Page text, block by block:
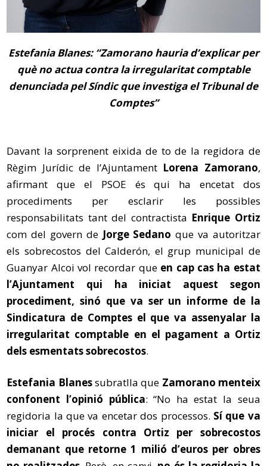
Estefania Blanes: “Zamorano hauria d’explicar per
què no actua contra la irregularitat comptable
denunciada pel Síndic que investiga el Tribunal de
Comptes”
Davant la sorprenent eixida de to de la regidora de
Règim Jurídic de l’Ajuntament Lorena Zamorano,
afirmant que el PSOE és qui ha encetat dos
procediments per esclarir les possibles
responsabilitats tant del contractista Enrique Ortiz
com del govern de Jorge Sedano que va autoritzar
els sobrecostos del Calderón, el grup municipal de
Guanyar Alcoi vol recordar queen cap cas ha estat
l’Ajuntament qui ha iniciat aquest segon
procediment, sinó que va ser un informe de la
Sindicatura de Comptes el que va assenyalar la
irregularitat comptable en el pagament a Ortiz
dels esmentats sobrecostos.
Estefania Blanessubratlla que Zamorano menteix
confonent l’opinió pública: “No ha estat la seua
regidoria la que va encetar dos processos. Sí que va
iniciar el procés contra Ortiz per sobrecostos
demanant que retorne 1 milió d’euros per obres